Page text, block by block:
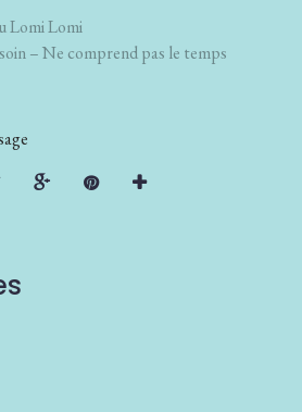
Lomi Lomi
– Ne comprend pas le temps